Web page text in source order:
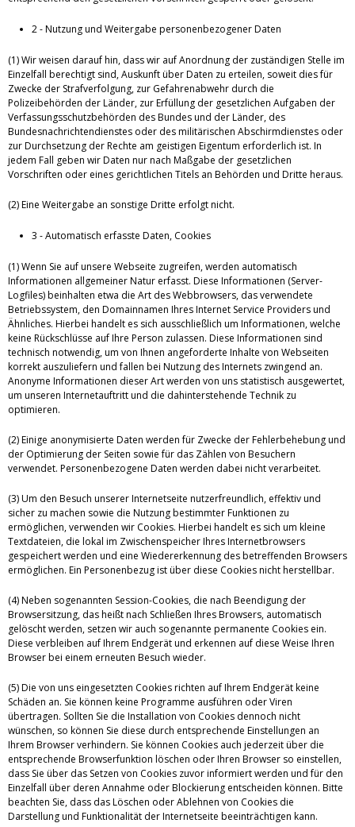
2 - Nutzung und Weitergabe personenbezogener Daten
(1) Wir weisen darauf hin, dass wir auf Anordnung der zuständigen Stelle im
Einzelfall berechtigt sind, Auskunft über Daten zu erteilen, soweit dies für
Zwecke der Strafverfolgung, zur Gefahrenabwehr durch die
Polizeibehörden der Länder, zur Erfüllung der gesetzlichen Aufgaben der
Verfassungsschutzbehörden des Bundes und der Länder, des
Bundesnachrichtendienstes oder des militärischen Abschirmdienstes oder
zur Durchsetzung der Rechte am geistigen Eigentum erforderlich ist. In
jedem Fall geben wir Daten nur nach Maßgabe der gesetzlichen
Vorschriften oder eines gerichtlichen Titels an Behörden und Dritte heraus.
(2) Eine Weitergabe an sonstige Dritte erfolgt nicht.
3 - Automatisch erfasste Daten, Cookies
(1) Wenn Sie auf unsere Webseite zugreifen, werden automatisch
Informationen allgemeiner Natur erfasst. Diese Informationen (Server-
Logfiles) beinhalten etwa die Art des Webbrowsers, das verwendete
Betriebssystem, den Domainnamen Ihres Internet Service Providers und
Ähnliches. Hierbei handelt es sich ausschließlich um Informationen, welche
keine Rückschlüsse auf Ihre Person zulassen. Diese Informationen sind
technisch notwendig, um von Ihnen angeforderte Inhalte von Webseiten
korrekt auszuliefern und fallen bei Nutzung des Internets zwingend an.
Anonyme Informationen dieser Art werden von uns statistisch ausgewertet,
um unseren Internetauftritt und die dahinterstehende Technik zu
optimieren.
(2) Einige anonymisierte Daten werden für Zwecke der Fehlerbehebung und
der Optimierung der Seiten sowie für das Zählen von Besuchern
verwendet. Personenbezogene Daten werden dabei nicht verarbeitet.
(3) Um den Besuch unserer Internetseite nutzerfreundlich, effektiv und
sicher zu machen sowie die Nutzung bestimmter Funktionen zu
ermöglichen, verwenden wir Cookies. Hierbei handelt es sich um kleine
Textdateien, die lokal im Zwischenspeicher Ihres Internetbrowsers
gespeichert werden und eine Wiedererkennung des betreffenden Browsers
ermöglichen. Ein Personenbezug ist über diese Cookies nicht herstellbar.
(4) Neben sogenannten Session-Cookies, die nach Beendigung der
Browsersitzung, das heißt nach Schließen Ihres Browsers, automatisch
gelöscht werden, setzen wir auch sogenannte permanente Cookies ein.
Diese verbleiben auf Ihrem Endgerät und erkennen auf diese Weise Ihren
Browser bei einem erneuten Besuch wieder.
(5) Die von uns eingesetzten Cookies richten auf Ihrem Endgerät keine
Schäden an. Sie können keine Programme ausführen oder Viren
übertragen. Sollten Sie die Installation von Cookies dennoch nicht
wünschen, so können Sie diese durch entsprechende Einstellungen an
Ihrem Browser verhindern. Sie können Cookies auch jederzeit über die
entsprechende Browserfunktion löschen oder Ihren Browser so einstellen,
dass Sie über das Setzen von Cookies zuvor informiert werden und für den
Einzelfall über deren Annahme oder Blockierung entscheiden können. Bitte
beachten Sie, dass das Löschen oder Ablehnen von Cookies die
Darstellung und Funktionalität der Internetseite beeinträchtigen kann.